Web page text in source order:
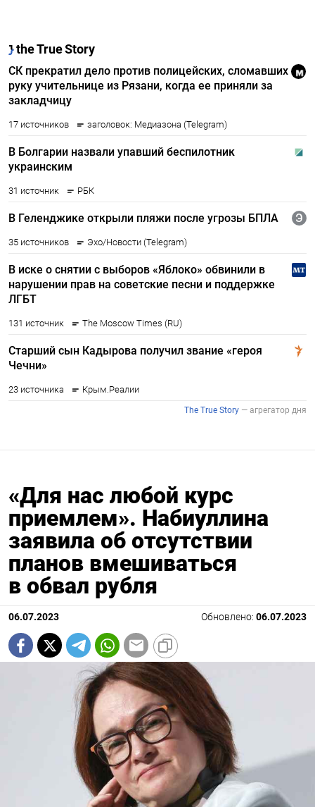
«Для нас любой курс
приемлем». Набиуллина
заявила об отсутствии
планов вмешиваться
в обвал рубля
06.07.2023 Обновлено: 06.07.2023